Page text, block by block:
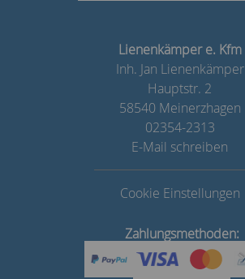
Lienenkämper e. Kfm
Inh. Jan Lienenkämper
Hauptstr. 2
58540 Meinerzhagen
02354-2313
E-Mail schreiben
Cookie Einstellungen
Zahlungsmethoden: